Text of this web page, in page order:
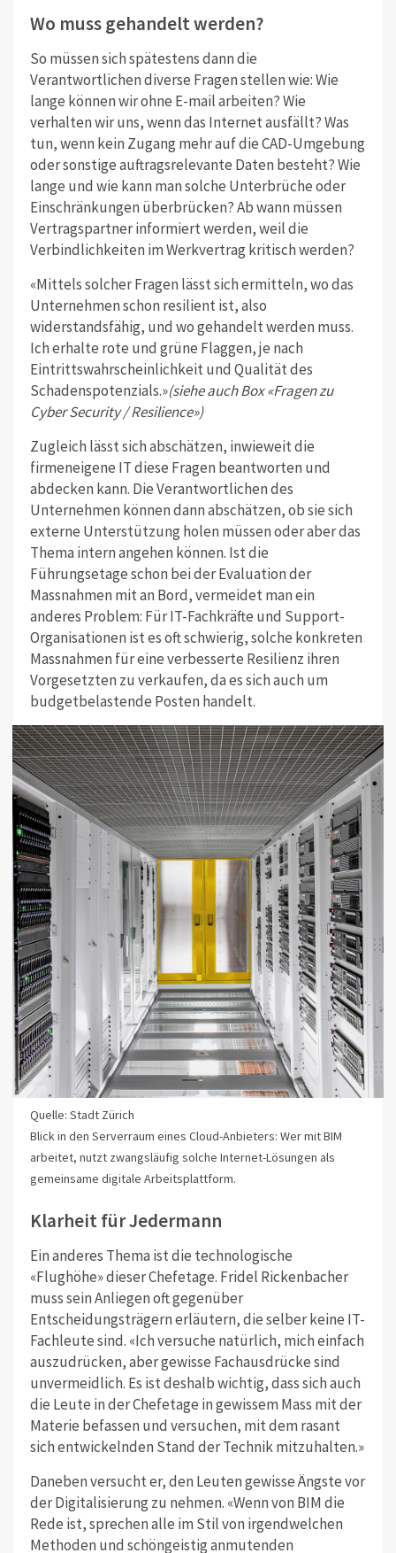
Wo muss gehandelt werden?
So müssen sich spätestens dann die
Verantwortlichen diverse Fragen stellen wie: Wie
lange können wir ohne E-mail arbeiten? Wie
verhalten wir uns, wenn das Internet ausfällt? Was
tun, wenn kein Zugang mehr auf die CAD-Umgebung
oder sonstige auftragsrelevante Daten besteht? Wie
lange und wie kann man solche Unterbrüche oder
Einschränkungen überbrücken? Ab wann müssen
Vertragspartner informiert werden, weil die
Verbindlichkeiten im Werkvertrag kritisch werden?
«Mittels solcher Fragen lässt sich ermitteln, wo das
Unternehmen schon resilient ist, also
widerstandsfähig, und wo gehandelt werden muss.
Ich erhalte rote und grüne Flaggen, je nach
Eintrittswahrscheinlichkeit und Qualität des
Schadenspotenzials.»(siehe auch Box «Fragen zu
Cyber Security / Resilience»)
Zugleich lässt sich abschätzen, inwieweit die
firmeneigene IT diese Fragen beantworten und
abdecken kann. Die Verantwortlichen des
Unternehmen können dann abschätzen, ob sie sich
externe Unterstützung holen müssen oder aber das
Thema intern angehen können. Ist die
Führungsetage schon bei der Evaluation der
Massnahmen mit an Bord, vermeidet man ein
anderes Problem: Für IT-Fachkräfte und Support-
Organisationen ist es oft schwierig, solche konkreten
Massnahmen für eine verbesserte Resilienz ihren
Vorgesetzten zu verkaufen, da es sich auch um
budgetbelastende Posten handelt.
Quelle: Stadt Zürich
Blick in den Serverraum eines Cloud-Anbieters: Wer mit BIM
arbeitet, nutzt zwangsläufig solche Internet-Lösungen als
gemeinsame digitale Arbeitsplattform.
Klarheit für Jedermann
Ein anderes Thema ist die technologische
«Flughöhe» dieser Chefetage. Fridel Rickenbacher
muss sein Anliegen oft gegenüber
Entscheidungsträgern erläutern, die selber keine IT-
Fachleute sind. «Ich versuche natürlich, mich einfach
auszudrücken, aber gewisse Fachausdrücke sind
unvermeidlich. Es ist deshalb wichtig, dass sich auch
die Leute in der Chefetage in gewissem Mass mit der
Materie befassen und versuchen, mit dem rasant
sich entwickelnden Stand der Technik mitzuhalten.»
Daneben versucht er, den Leuten gewisse Ängste vor
der Digitalisierung zu nehmen. «Wenn von BIM die
Rede ist, sprechen alle im Stil von irgendwelchen
Methoden und schöngeistig anmutenden